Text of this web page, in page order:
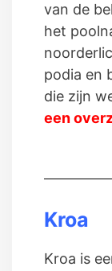
van de
het
podia en
die zijn
een
Kroa
Kroa is